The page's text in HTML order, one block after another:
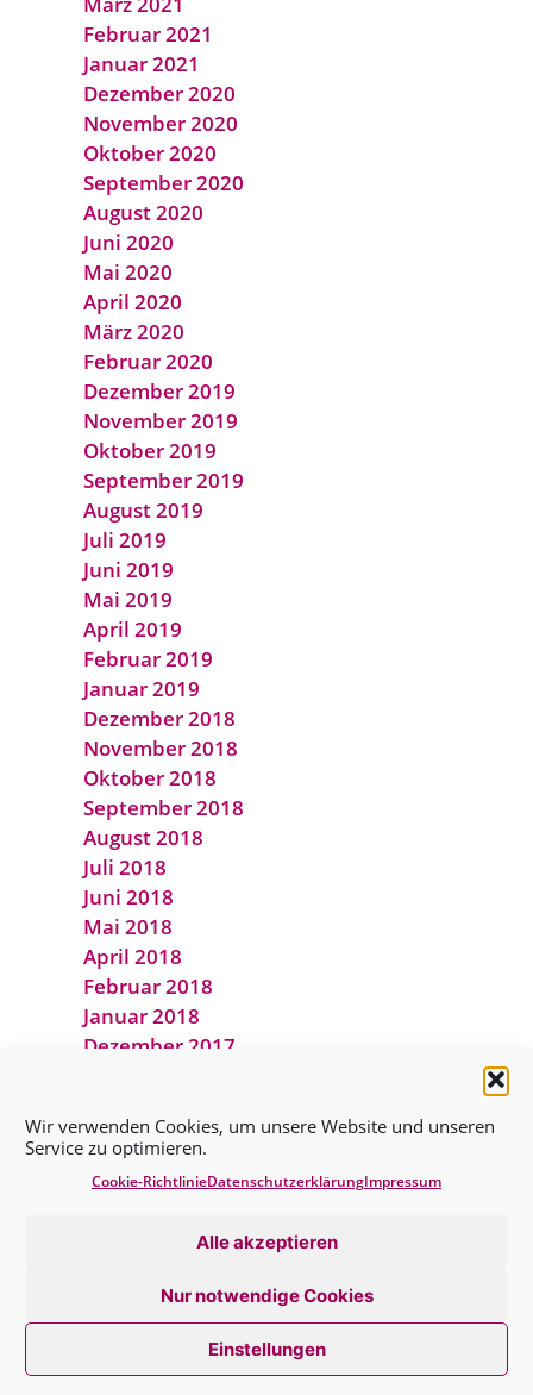
Wir verwenden Cookies, um unsere Website und unseren
Service zu optimieren.
Alle akzeptieren
Nur notwendige Cookies
Einstellungen
Cookie-RichtlinieDatenschutz­erklärungImpressum
Februar 2021
Januar 2021
Dezember 2020
November 2020
Oktober 2020
September 2020
August 2020
Juni 2020
Mai 2020
April 2020
März 2020
Februar 2020
Dezember 2019
November 2019
Oktober 2019
September 2019
August 2019
Juli 2019
Juni 2019
Mai 2019
April 2019
Februar 2019
Januar 2019
Dezember 2018
November 2018
Oktober 2018
September 2018
August 2018
Juli 2018
Juni 2018
Mai 2018
April 2018
Februar 2018
Januar 2018
Dezember 2017
September 2017
August 2017
Juli 2017
März 2017
September 2016
Juni 2016